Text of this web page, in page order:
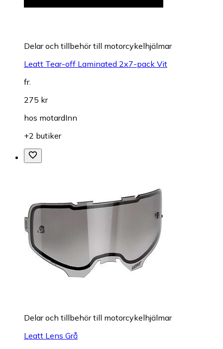
Delar och tillbehör till motorcykelhjälmar
Leatt Tear-off Laminated 2x7-pack Vit
fr.
275 kr
hos motardInn
+2 butiker
Delar och tillbehör till motorcykelhjälmar
Leatt Lens Grå